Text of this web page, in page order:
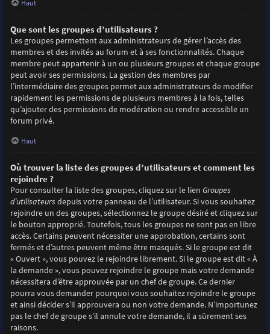
Haut
Que sont les groupes d’utilisateurs ?
Les groupes permettent aux administrateurs de gérer l’accès des
membres et des invités au forum et à ses fonctionnalités. Chaque
membre peut appartenir à un ou plusieurs groupes et chaque groupe
peut avoir ses permissions. La gestion des membres par
l’intermédiaire des groupes permet aux administrateurs de modifier
rapidement les permissions de plusieurs membres à la fois, telles
qu’ajouter des permissions de modération ou rendre accessible un
forum privé.
Haut
Où trouver la liste des groupes d’utilisateurs et comment les
rejoindre ?
Pour consulter la liste des groupes, cliquez sur le lien Groupes
d’utilisateurs depuis votre panneau de l’utilisateur. Si vous souhaitez
rejoindre un des groupes, sélectionnez le groupe désiré et cliquez sur
le bouton approprié. Toutefois, tous les groupes ne sont pas en libre
accès. Certains peuvent nécessiter une approbation, certains sont
fermés et d’autres peuvent même être masqués. Si le groupe est dit
« Ouvert », vous pouvez le rejoindre librement. Si le groupe est dit « À
la demande », vous pouvez rejoindre le groupe mais votre demande
nécessitera d’être approuvée par un chef de groupe. Ce dernier
pourra vous demander pourquoi vous souhaitez rejoindre le groupe
et ainsi décider s’il approuvera ou non votre demande. N’importunez
pas le chef de groupe s’il annule votre demande, il a sûrement ses
raisons.